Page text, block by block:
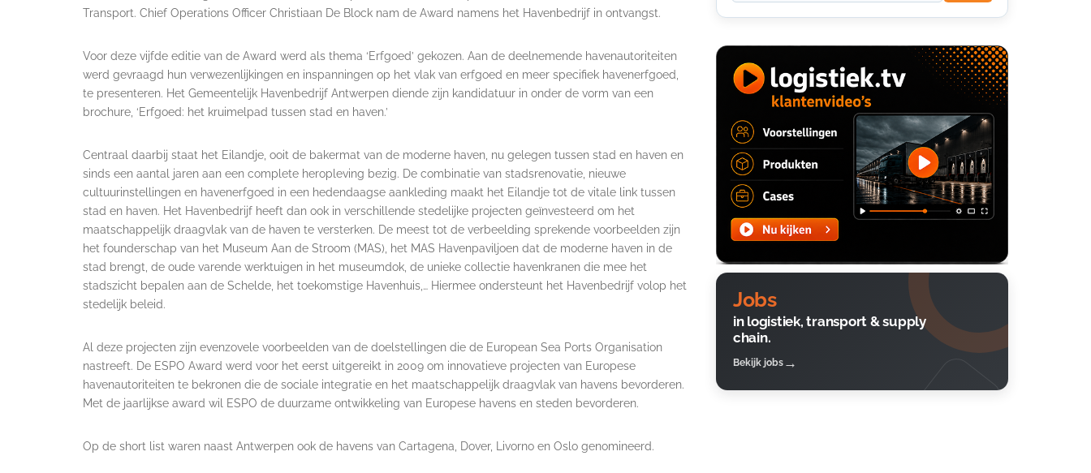
Transport. Chief Operations Officer Christiaan De Block nam de Award namens het Havenbedrijf in ontvangst.
Voor deze vijfde editie van de Award werd als thema ‘Erfgoed’ gekozen. Aan de deelnemende havenautoriteiten
werd gevraagd hun verwezenlijkingen en inspanningen op het vlak van erfgoed en meer specifiek havenerfgoed,
te presenteren. Het Gemeentelijk Havenbedrijf Antwerpen diende zijn kandidatuur in onder de vorm van een
brochure, ‘Erfgoed: het kruimelpad tussen stad en haven.’
Centraal daarbij staat het Eilandje, ooit de bakermat van de moderne haven, nu gelegen tussen stad en haven en
sinds een aantal jaren aan een complete heropleving bezig. De combinatie van stadsrenovatie, nieuwe
cultuurinstellingen en havenerfgoed in een hedendaagse aankleding maakt het Eilandje tot de vitale link tussen
stad en haven. Het Havenbedrijf heeft dan ook in verschillende stedelijke projecten geïnvesteerd om het
maatschappelijk draagvlak van de haven te versterken. De meest tot de verbeelding sprekende voorbeelden zijn
het founderschap van het Museum Aan de Stroom (MAS), het MAS Havenpaviljoen dat de moderne haven in de
stad brengt, de oude varende werktuigen in het museumdok, de unieke collectie havenkranen die mee het
stadszicht bepalen aan de Schelde, het toekomstige Havenhuis,… Hiermee ondersteunt het Havenbedrijf volop het
stedelijk beleid.
Al deze projecten zijn evenzovele voorbeelden van de doelstellingen die de European Sea Ports Organisation
nastreeft. De ESPO Award werd voor het eerst uitgereikt in 2009 om innovatieve projecten van Europese
havenautoriteiten te bekronen die de sociale integratie en het maatschappelijk draagvlak van havens bevorderen.
Met de jaarlijkse award wil ESPO de duurzame ontwikkeling van Europese havens en steden bevorderen.
Op de short list waren naast Antwerpen ook de havens van Cartagena, Dover, Livorno en Oslo genomineerd.
Jobs
in logistiek, transport & supply
chain.
Bekijk jobs